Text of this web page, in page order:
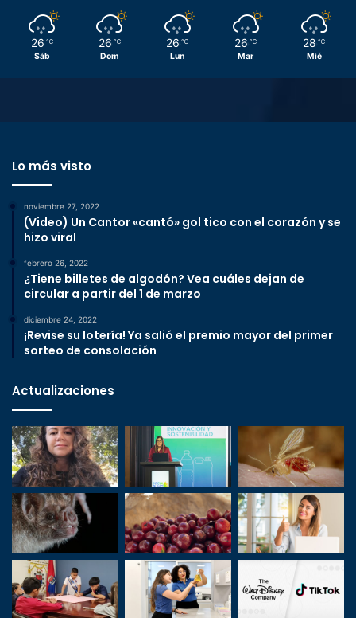
26 ℃
Sáb
26 ℃
Dom
26 ℃
Lun
26 ℃
Mar
28 ℃
Mié
Lo más visto
noviembre 27, 2022
(Video) Un Cantor «cantó» gol tico con el corazón y se
hizo viral
febrero 26, 2022
¿Tiene billetes de algodón? Vea cuáles dejan de
circular a partir del 1 de marzo
diciembre 24, 2022
¡Revise su lotería! Ya salió el premio mayor del primer
sorteo de consolación
Actualizaciones